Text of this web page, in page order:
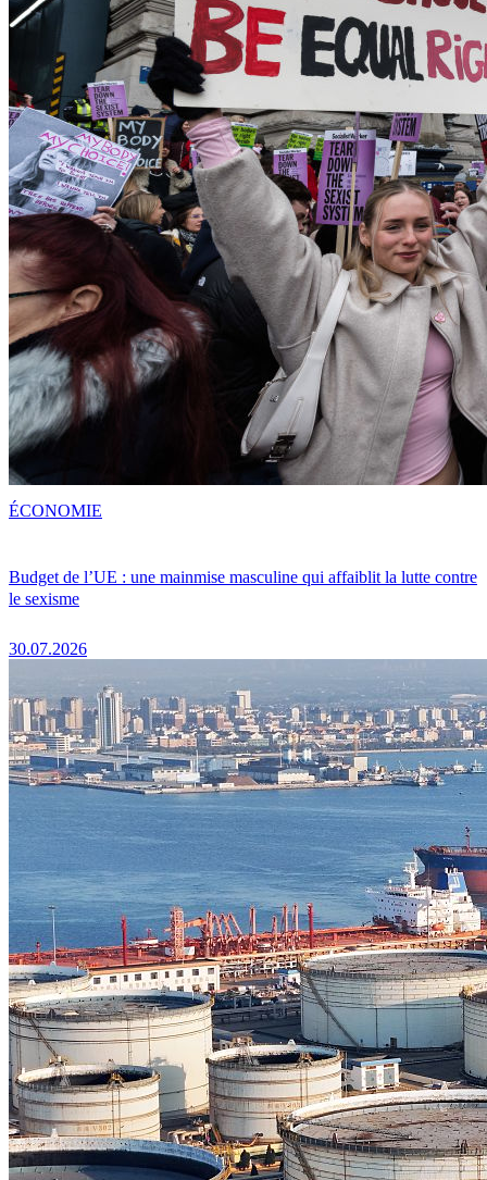
Budget de l’UE : une mainmise masculine qui affaiblit la lutte contre
le sexisme
30.07.2026
ÉCONOMIE